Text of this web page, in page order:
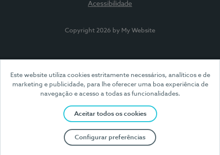
Este website utiliza cookies estritamente necessários, analíticos e de
marketing e publicidade, para lhe oferecer uma boa experiência de
navegação e acesso a todas as funcionalidades.
Aceitar todos os cookies
Configurar preferências
Acessibilidade
Copyright 2026 by My Website